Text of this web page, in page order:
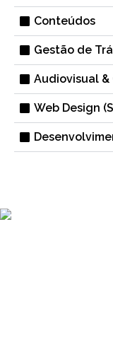
Conteúdos
Gestão de
Audiovisual
Web Design